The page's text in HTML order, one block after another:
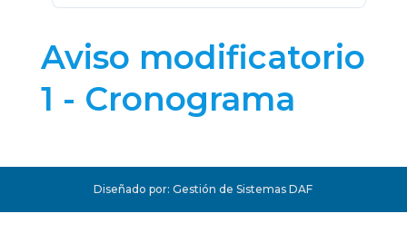
Aviso modificatorio
1 - Cronograma
Diseñado por: Gestión de Sistemas DAF